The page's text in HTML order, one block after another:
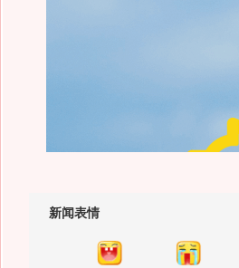
新闻表情